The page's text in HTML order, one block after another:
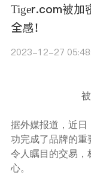
Tiger.com被加
全感！
2023-12-27
据外媒报道，近日
功完成了品牌的重
令人瞩目的交易，
心。